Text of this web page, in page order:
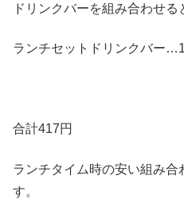
ドリンクバーを組み合わせる
ランチセットドリンクバー
合計417円
ランチタイム時の安い組み合
す。